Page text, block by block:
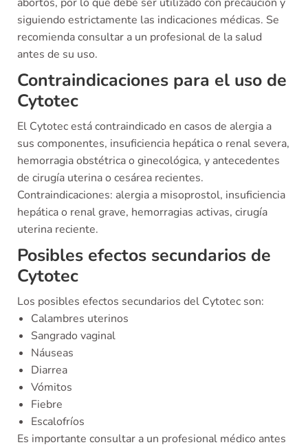
siguiendo estrictamente las indicaciones médicas. Se
recomienda consultar a un profesional de la salud
antes de su uso.
Contraindicaciones para el uso de
Cytotec
El Cytotec está contraindicado en casos de alergia a
sus componentes, insuficiencia hepática o renal severa,
hemorragia obstétrica o ginecológica, y antecedentes
de cirugía uterina o cesárea recientes.
Contraindicaciones: alergia a misoprostol, insuficiencia
hepática o renal grave, hemorragias activas, cirugía
uterina reciente.
Posibles efectos secundarios de
Cytotec
Los posibles efectos secundarios del Cytotec son:
Calambres uterinos
Sangrado vaginal
Náuseas
Diarrea
Vómitos
Fiebre
Escalofríos
Es importante consultar a un profesional médico antes